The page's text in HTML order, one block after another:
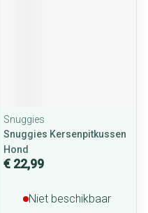
Snuggies
Snuggies Kersenpitkussen
Hond
€ 22,99
Niet beschikbaar